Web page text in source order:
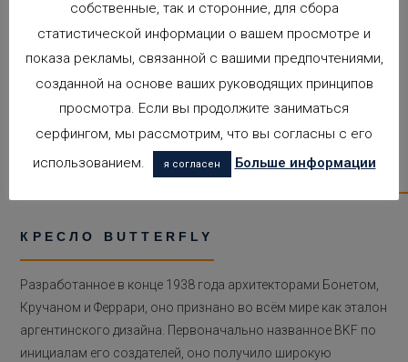
Чарльзом и Рэй, он получил премию «Low Cost Furniture» в
Нью-Йорке в 50-х годах. Его универсальность,
элегантность и, прежде всего, дешевизна производства
означают, что сегодня его можно встретить во
всевозможных коммерческих помещениях и жилых домах.
КРЕСЛО BUTTERFLY
Разработанное в конце 1938 года архитекторами Бонетом,
Кручаном и Феррари, оно признано во всём мире как эталон
аргентинского дизайна. Первоначально названное BKF по
инициалам его создателей, оно получило широкую
собственные, так и сторонние, для сбора
статистической информации о вашем просмотре и
показа рекламы, связанной с вашими предпочтениями,
созданной на основе ваших руководящих принципов
просмотра. Если вы продолжите заниматься
серфингом, мы рассмотрим, что вы согласны с его
использованием.
я согласен Больше информации